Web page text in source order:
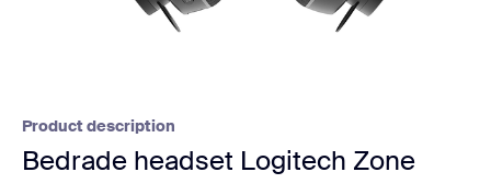
Product description
Bedrade headset Logitech Zone